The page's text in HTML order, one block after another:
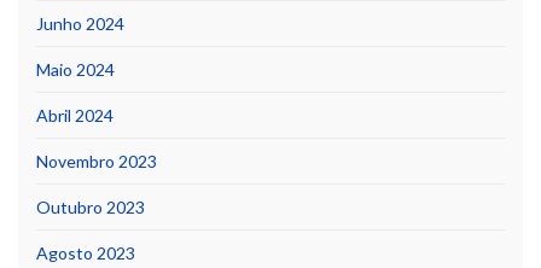
Junho 2024
Maio 2024
Abril 2024
Novembro 2023
Outubro 2023
Agosto 2023